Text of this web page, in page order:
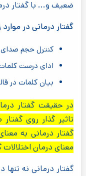
ضعیف و... با گفتار
گفتار درمانی در
کنترل حجم
ادای درست
بیان کلمات در
در حقیقت گفتار
تاثیر گذار روی
گفتار درمانی به
معنای درمان
گفتار درمانی نه